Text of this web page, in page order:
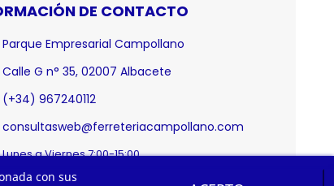
DE CONTACTO
Parque Empresarial Campollano
Calle G n° 35, 02007 Albacete
(+34) 967240112
consultasweb@ferreteriacampollano.com
Lunes a Viernes 7:00-15:00
con sus